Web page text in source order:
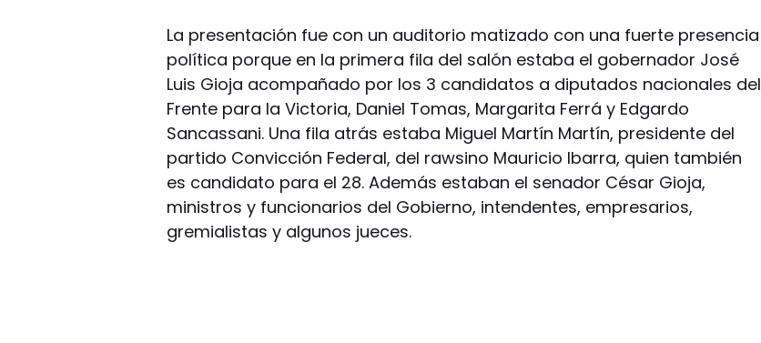
La presentación fue con un auditorio matizado con una fuerte presencia
política porque en la primera fila del salón estaba el gobernador José
Luis Gioja acompañado por los 3 candidatos a diputados nacionales del
Frente para la Victoria, Daniel Tomas, Margarita Ferrá y Edgardo
Sancassani. Una fila atrás estaba Miguel Martín Martín, presidente del
partido Convicción Federal, del rawsino Mauricio Ibarra, quien también
es candidato para el 28. Además estaban el senador César Gioja,
ministros y funcionarios del Gobierno, intendentes, empresarios,
gremialistas y algunos jueces.